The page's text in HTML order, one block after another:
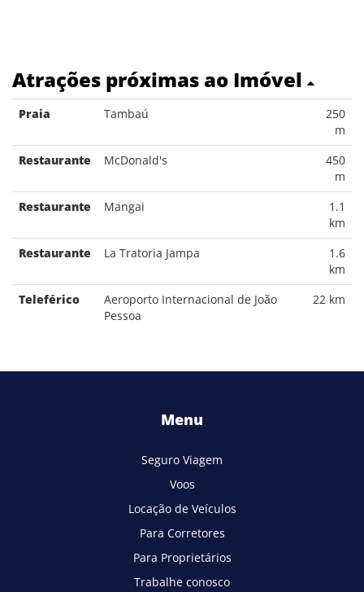
Atrações próximas ao Imóvel
Praia Tambaú
250
m
Restaurante
McDonald's
450
m
Restaurante
Mangai
1.1
km
Restaurante
La Tratoria Jampa
1.6
km
Teleférico
Aeroporto Internacional de João
Pessoa
22 km
Menu
Seguro Viagem
Voos
Locação de Veículos
Para Corretores
Para Proprietários
Trabalhe conosco